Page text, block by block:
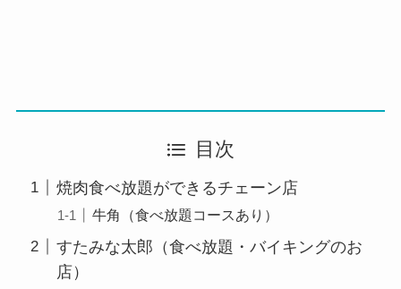
目次
焼肉食べ放題ができるチェーン店
牛角（食べ放題コースあり）
すたみな太郎（食べ放題・バイキングのお
店）